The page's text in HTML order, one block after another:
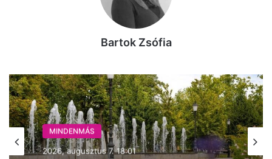
Bartok Zsófia
MINDENMÁS
2026, augusztus 7. 18:01